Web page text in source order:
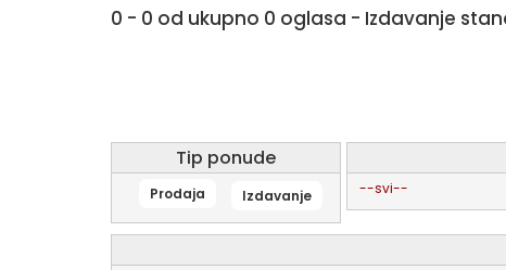
0 - 0 od ukupno 0 oglasa - Izdavanje
Tip ponude
Prodaja Izdavanje --svi--